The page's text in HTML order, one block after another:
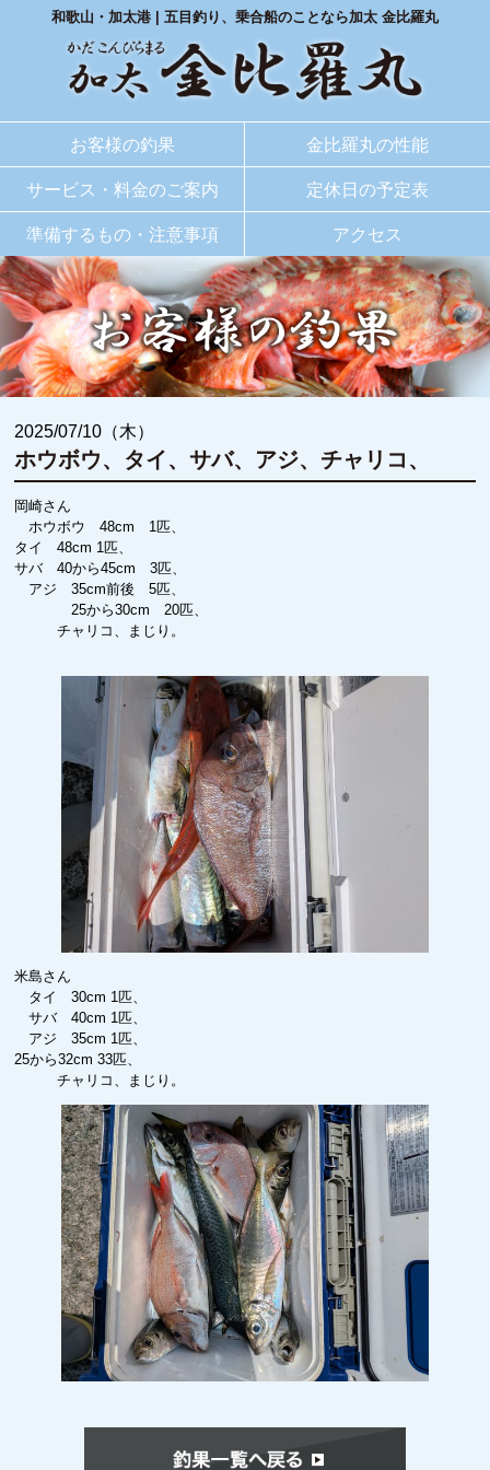
和歌山・加太港 | 五目釣り、乗合船のことなら加太 金比羅丸
お客様の釣果 金比羅丸の性能
サービス・料金のご案内 定休日の予定表
準備するもの・ 注意事項 アクセス
2025/07/10（木）
ホウボウ、タイ、サバ、アジ、チャリコ、
岡崎さん
ホウボウ 48cm 1匹、
タイ 48cm 1匹、
サバ 40から45cm 3匹、
アジ 35cm前後 5匹、
25から30cm 20匹、
チャリコ、まじり。
米島さん
タイ 30cm 1匹、
サバ 40cm 1匹、
アジ 35cm 1匹、
25から32cm 33匹、
チャリコ、まじり。